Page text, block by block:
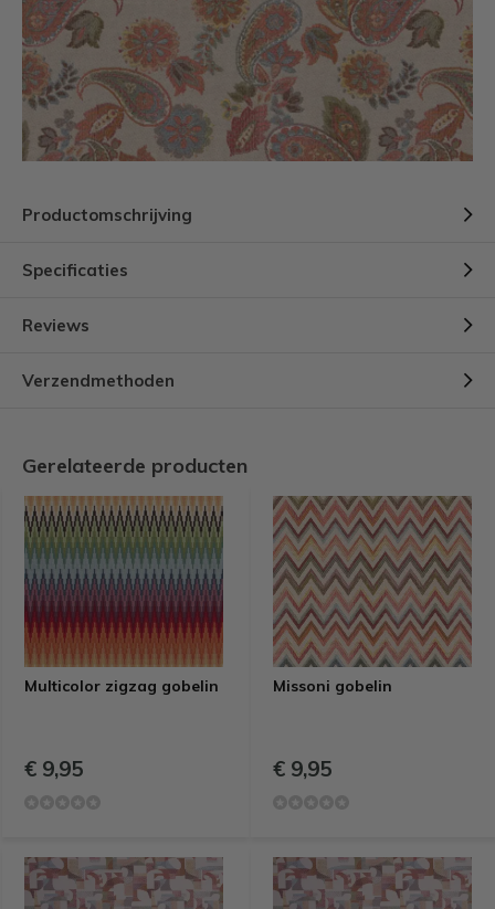
Productomschrijving
Specificaties
Reviews
Verzendmethoden
Gerelateerde producten
Multicolor zigzag gobelin
€ 9,95
Missoni gobelin
€ 9,95